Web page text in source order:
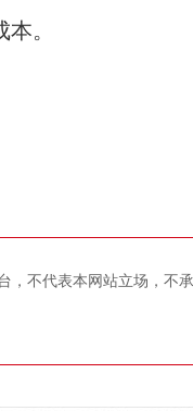
。
，不代表本网站立场，不